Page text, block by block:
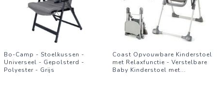
Bo-Camp - Stoelkussen -
Universeel - Gepolsterd -
Polyester - Grijs
Coast Opvouwbare Kinderstoel
met Relaxfunctie - Verstelbare
Baby Kinderstoel met...